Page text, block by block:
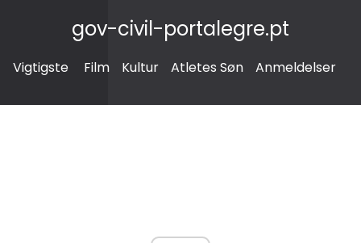
gov-civil-portalegre.pt
Vigtigste Film Kultur Atletes Søn Anmeldelser